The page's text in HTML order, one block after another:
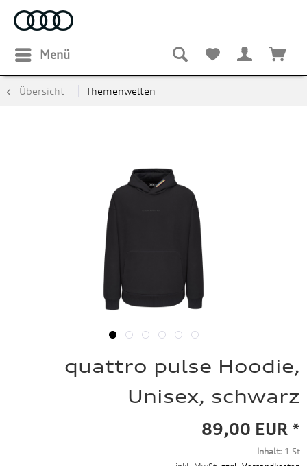
Menü
Übersicht Themenwelten
quattro pulse Hoodie,
Unisex, schwarz
89,00 EUR *
Inhalt: 1 St